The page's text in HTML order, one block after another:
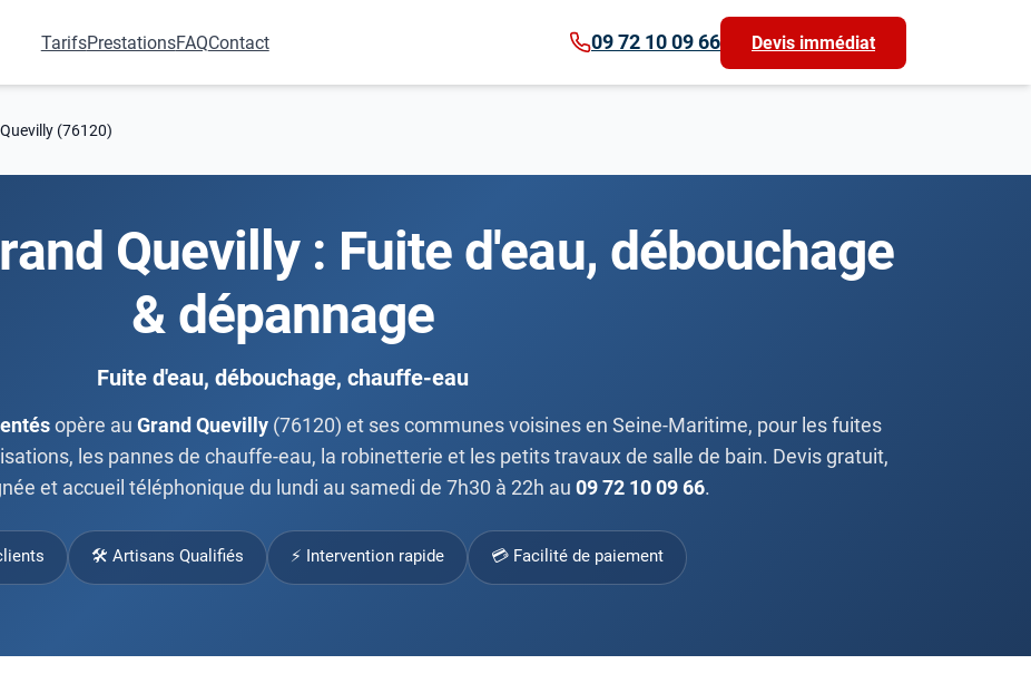
TarifsPrestationsFAQContact 09 72 10 09 66 Devis immédiat
(76120)
Quevilly : Fuite d'eau, débouchage
& dépannage
Fuite d'eau, débouchage, chauffe-eau
opère au Grand Quevilly (76120) et ses communes voisines en Seine-Maritime, pour les fuites
les pannes de chauffe-eau, la robinetterie et les petits travaux de salle de bain. Devis gratuit,
et accueil téléphonique du lundi au samedi de 7h30 à 22h au 09 72 10 09 66.
🛠 Artisans Qualifiés ⚡ Intervention rapide 💳 Facilité de paiement